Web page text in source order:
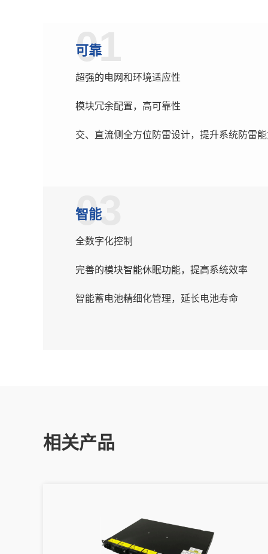
01
可靠
超强的电网和环境适应性
模块冗余配置，高可靠性
交、直流侧全方位防雷设计，提升系统防雷
03
智能
全数字化控制
完善的模块智能休眠功能，提高系统效率
智能蓄电池精细化管理，延长电池寿命
相关产品